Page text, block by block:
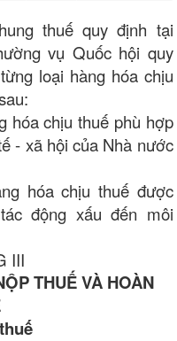
thuế quy định tại
vụ Quốc hội quy
loại hàng hóa chịu
hóa chịu thuế phù hợp
- xã hội của Nhà nước
hóa chịu thuế được
động xấu đến môi
III
THUẾ VÀ HOÀN